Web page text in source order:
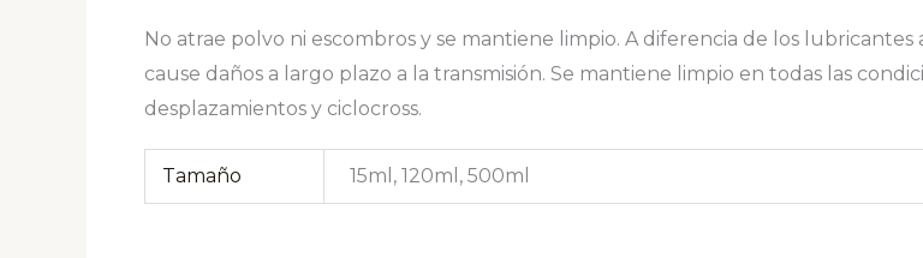
No atrae polvo ni escombros y se mantiene limpio. A diferencia de los
cause daños a largo plazo a la transmisión. Se mantiene limpio en todas las
desplazamientos y ciclocross.
Tamaño 15ml, 120ml, 500ml